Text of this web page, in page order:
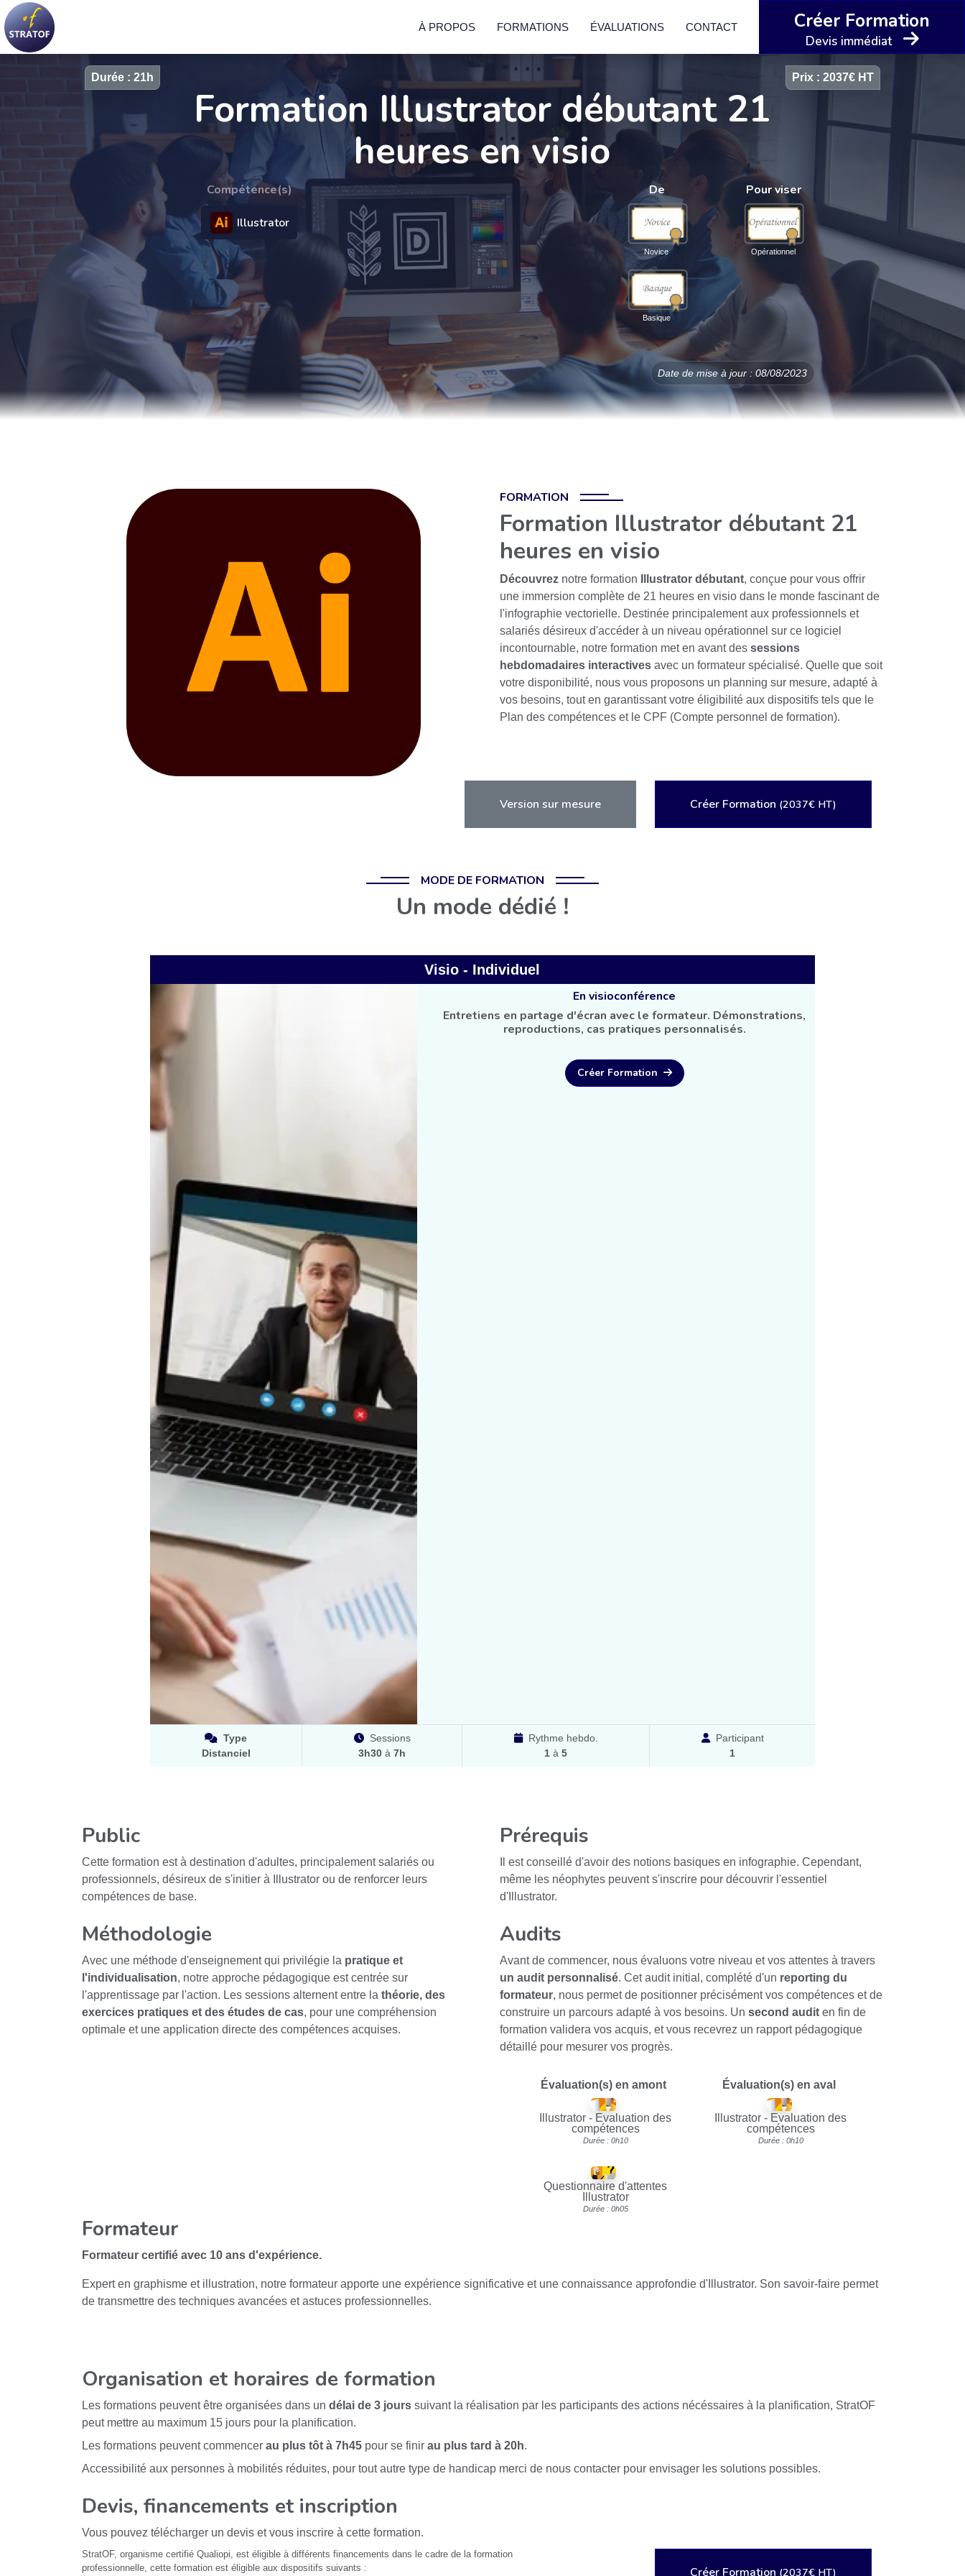
À PROPOS FORMATIONS ÉVALUATIONS CONTACT Créer Formation
Devis immédiat
Formation Illustrator débutant 21
heures en visio
Durée : 21h Prix : 2037€ HT
Compétence(s)
Illustrator
De
Novice
Basique
Pour viser
Opérationnel
Date de mise à jour : 08/08/2023
FORMATION
Formation Illustrator débutant 21
heures en visio
Découvrez notre formation Illustrator débutant, conçue pour vous offrir
une immersion complète de 21 heures en visio dans le monde fascinant de
l'infographie vectorielle. Destinée principalement aux professionnels et
salariés désireux d'accéder à un niveau opérationnel sur ce logiciel
incontournable, notre formation met en avant des sessions
hebdomadaires interactives avec un formateur spécialisé. Quelle que soit
votre disponibilité, nous vous proposons un planning sur mesure, adapté à
vos besoins, tout en garantissant votre éligibilité aux dispositifs tels que le
Plan des compétences et le CPF (Compte personnel de formation).
Version sur mesure Créer Formation (2037€ HT)
MODE DE FORMATION
Un mode dédié !
Visio - Individuel
En visioconférence
Entretiens en partage d'écran avec le formateur. Démonstrations,
reproductions, cas pratiques personnalisés.
Créer Formation
Type
Distanciel
Sessions
3h30 à 7h
Rythme hebdo.
1 à 5
Participant
1
Public
Cette formation est à destination d'adultes, principalement salariés ou
professionnels, désireux de s'initier à Illustrator ou de renforcer leurs
compétences de base.
Prérequis
Il est conseillé d'avoir des notions basiques en infographie. Cependant,
même les néophytes peuvent s'inscrire pour découvrir l'essentiel
d'Illustrator.
Méthodologie
Avec une méthode d'enseignement qui privilégie la pratique et
l'individualisation, notre approche pédagogique est centrée sur
l'apprentissage par l'action. Les sessions alternent entre la théorie, des
exercices pratiques et des études de cas, pour une compréhension
optimale et une application directe des compétences acquises.
Audits
Avant de commencer, nous évaluons votre niveau et vos attentes à travers
un audit personnalisé. Cet audit initial, complété d'un reporting du
formateur, nous permet de positionner précisément vos compétences et de
construire un parcours adapté à vos besoins. Un second audit en fin de
formation validera vos acquis, et vous recevrez un rapport pédagogique
détaillé pour mesurer vos progrès.
Évaluation(s) en amont
Illustrator - Evaluation des
compétences
Durée : 0h10
Questionnaire d'attentes
Illustrator
Durée : 0h05
Évaluation(s) en aval
Illustrator - Evaluation des
compétences
Durée : 0h10
Formateur
Formateur certifié avec 10 ans d'expérience.
Expert en graphisme et illustration, notre formateur apporte une expérience significative et une connaissance approfondie d'Illustrator. Son savoir-faire permet
de transmettre des techniques avancées et astuces professionnelles.
Organisation et horaires de formation
Les formations peuvent être organisées dans un délai de 3 jours suivant la réalisation par les participants des actions nécéssaires à la planification, StratOF
peut mettre au maximum 15 jours pour la planification.
Les formations peuvent commencer au plus tôt à 7h45 pour se finir au plus tard à 20h.
Accessibilité aux personnes à mobilités réduites, pour tout autre type de handicap merci de nous contacter pour envisager les solutions possibles.
Devis, financements et inscription
Vous pouvez télécharger un devis et vous inscrire à cette formation.
StratOF, organisme certifié Qualiopi, est éligible à différents financements dans le cadre de la formation
professionnelle, cette formation est éligible aux dispositifs suivants :
Créer Formation (2037€ HT)